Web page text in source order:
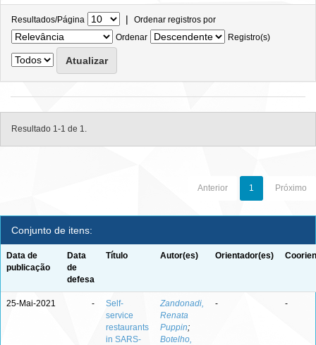
Resultados/Página | Ordenar registros por
Ordenar
Registro(s)
Resultado 1-1 de 1.
Anterior 1 Próximo
Conjunto de itens:
Data de
publicação
Data
de
defesa
Título Autor(es) Orientador(es)
25-Mai-2021 -
Self-
service
restaurants
in SARS-
Zandonadi,
Renata
Puppin;
Botelho,
- -